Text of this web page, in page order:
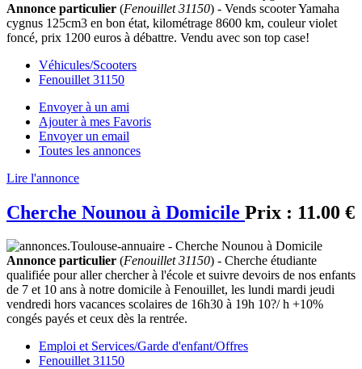
Annonce particulier (Fenouillet 31150) - Vends scooter Yamaha
cygnus 125cm3 en bon état, kilométrage 8600 km, couleur violet
foncé, prix 1200 euros à débattre. Vendu avec son top case!
Véhicules/Scooters
Fenouillet 31150
Envoyer à un ami
Ajouter à mes Favoris
Envoyer un email
Toutes les annonces
Lire l'annonce
Cherche Nounou à Domicile Prix : 11.00 €
Annonce particulier (Fenouillet 31150) - Cherche étudiante
qualifiée pour aller chercher à l'école et suivre devoirs de nos enfants
de 7 et 10 ans à notre domicile à Fenouillet, les lundi mardi jeudi
vendredi hors vacances scolaires de 16h30 à 19h 10?/ h +10%
congés payés et ceux dès la rentrée.
Emploi et Services/Garde d'enfant/Offres
Fenouillet 31150